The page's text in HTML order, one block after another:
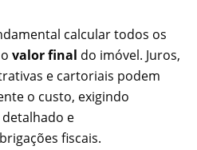
calcular todos os
valor final do imóvel. Juros,
e cartoriais podem
o custo, exigindo
e
fiscais.